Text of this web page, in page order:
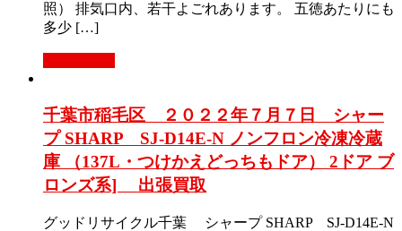
照） 排気口内、若干よごれあります。 五徳あたりにも
多少 […]
千葉市稲毛区 ２０２２年７月７日 シャー
プ SHARP SJ-D14E-N ノンフロン冷凍冷蔵
庫 （137L・つけかえどっちもドア） 2ドア ブ
ロンズ系] 出張買取
グッドリサイクル千葉 シャープ SHARP SJ-D14E-N